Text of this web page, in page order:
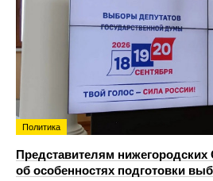
Политика
Представителям
об особенностях подготовки